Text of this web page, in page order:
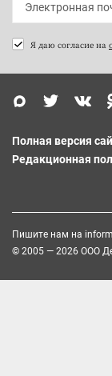
Я даю согласие на
Полная версия
Редакционная
Пишите нам на
© 2005 — 2026 ООО